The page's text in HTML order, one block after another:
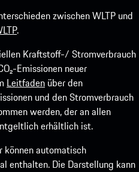
zwischen WLTP und
.
Kraftstoff-/ Stromverbrauch
Emissionen neuer
Leitfaden über den
und den Stromverbrauch
werden, der an allen
erhältlich ist.
können automatisch
enthalten. Die Darstellung kann